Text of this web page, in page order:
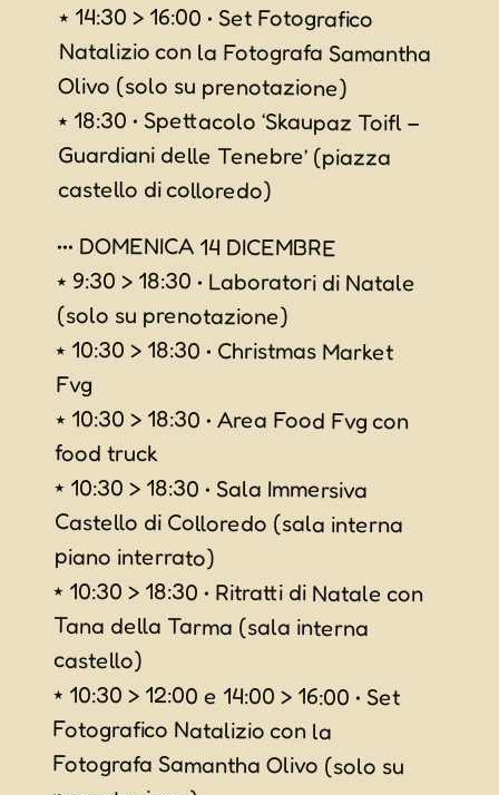
⭑ 14:30 > 16:00 • Set Fotografico
Natalizio con la Fotografa Samantha
Olivo (solo su prenotazione)
⭑ 18:30 • Spettacolo ‘Skaupaz Toifl –
Guardiani delle Tenebre’ (piazza
castello di colloredo)
••• DOMENICA 14 DICEMBRE
⭑ 9:30 > 18:30 • Laboratori di Natale
(solo su prenotazione)
⭑ 10:30 > 18:30 • Christmas Market
Fvg
⭑ 10:30 > 18:30 • Area Food Fvg con
food truck
⭑ 10:30 > 18:30 • Sala Immersiva
Castello di Colloredo (sala interna
piano interrato)
⭑ 10:30 > 18:30 • Ritratti di Natale con
Tana della Tarma (sala interna
castello)
⭑ 10:30 > 12:00 e 14:00 > 16:00 • Set
Fotografico Natalizio con la
Fotografa Samantha Olivo (solo su